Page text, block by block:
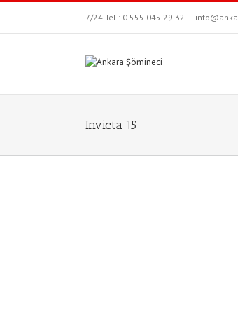
7/24 Tel : 0 555 045 29 32 |
Invicta 15